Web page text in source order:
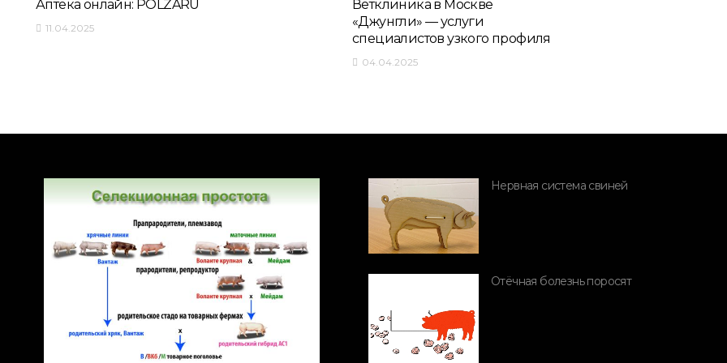
Аптека онлайн: POLZARU
11.04.2025
Ветклиника в Москве
«Джунгли» — услуги
специалистов узкого профиля
04.04.2025
ПОРОДЫ СВИНЕЙ
простота
ПОРОДЫ СВИНЕЙ
Породы и
Нервная система свиней
Отёчная болезнь поросят